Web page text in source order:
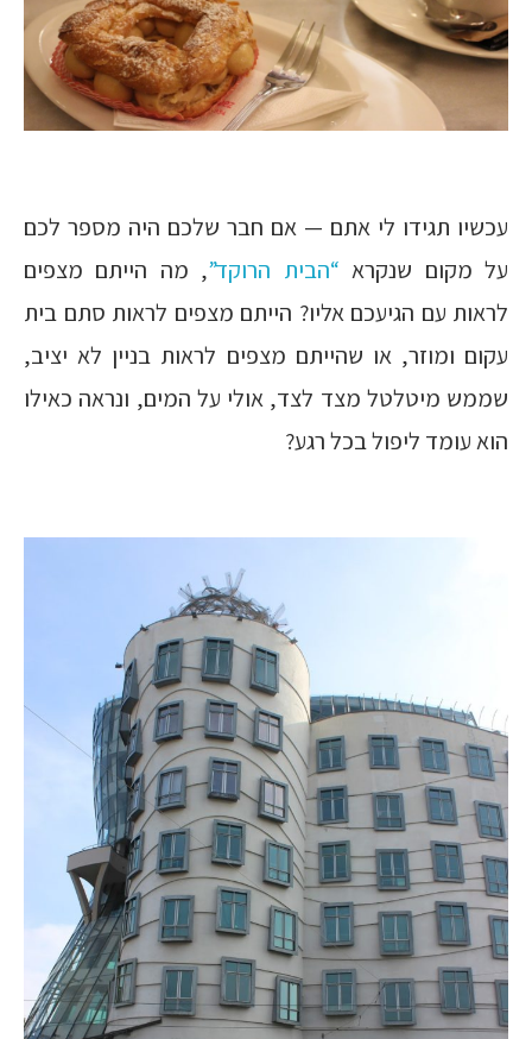
עכשיו תגידו לי אתם — אם חבר שלכם היה מספר לכם
על מקום שנקרא “הבית הרוקד”, מה הייתם מצפים
לראות עם הגיעכם אליו? הייתם מצפים לראות סתם בית
עקום ומוזר, או שהייתם מצפים לראות בניין לא יציב,
שממש מיטלטל מצד לצד, אולי על המים, ונראה כאילו
הוא עומד ליפול בכל רגע?